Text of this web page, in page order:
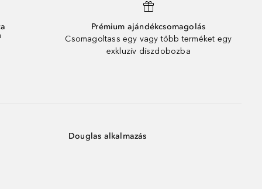
Prémium ajándékcsomagolás
Csomagoltass egy vagy több terméket egy
exkluzív díszdobozba
Douglas alkalmazás